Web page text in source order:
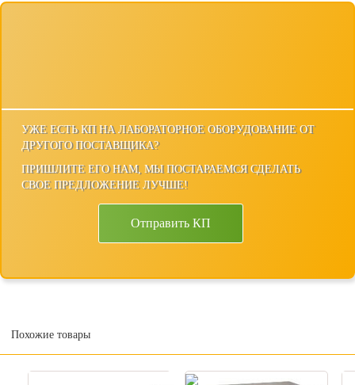
УЖЕ ЕСТЬ КП НА ЛАБОРАТОРНОЕ ОБОРУДОВАНИЕ ОТ
ДРУГОГО ПОСТАВЩИКА?
ПРИШЛИТЕ ЕГО НАМ, МЫ ПОСТАРАЕМСЯ СДЕЛАТЬ
СВОЕ ПРЕДЛОЖЕНИЕ ЛУЧШЕ!
Отправить КП
Похожие товары